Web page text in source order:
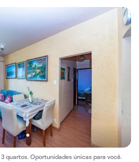
quartos. Oportunidades únicas para você.